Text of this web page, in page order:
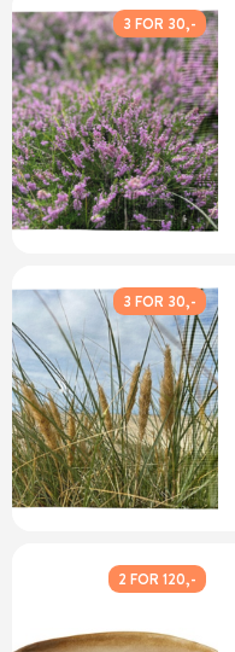
3 FOR 30,-
3 FOR 30,-
2 FOR 120,-